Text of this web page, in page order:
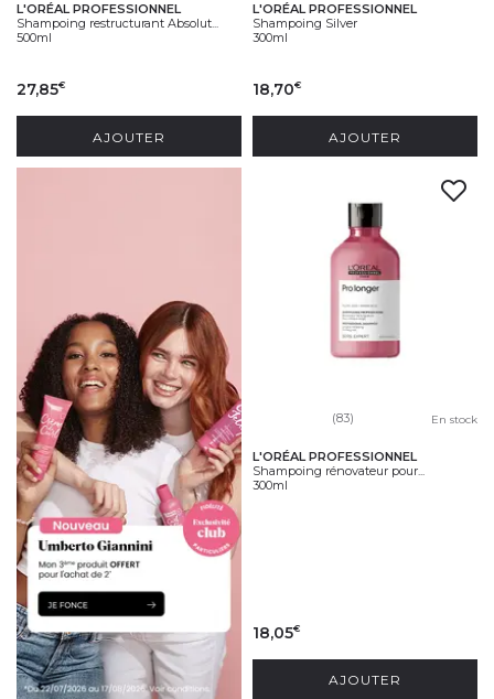
L'ORÉAL PROFESSIONNEL
Shampoing restructurant Absolut...
500ml
27,85€
AJOUTER
L'ORÉAL PROFESSIONNEL
Shampoing Silver
300ml
18,70€
AJOUTER
(83) En stock
L'ORÉAL PROFESSIONNEL
Shampoing rénovateur pour...
300ml
18,05€
AJOUTER